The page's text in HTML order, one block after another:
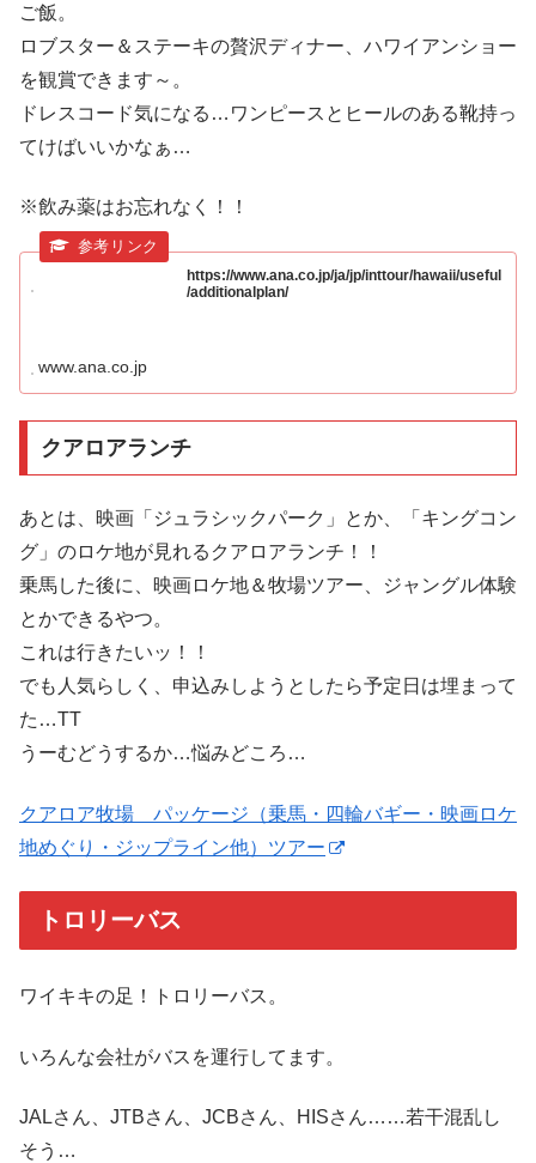
ご飯。
ロブスター＆ステーキの贅沢ディナー、ハワイアンショー
を観賞できます～。
ドレスコード気になる…ワンピースとヒールのある靴持っ
てけばいいかなぁ…
※飲み薬はお忘れなく！！
https://www.ana.co.jp/ja/jp/inttour/hawaii/useful
/additionalplan/
www.ana.co.jp
クアロアランチ
あとは、映画「ジュラシックパーク」とか、「キングコン
グ」のロケ地が見れるクアロアランチ！！
乗馬した後に、映画ロケ地＆牧場ツアー、ジャングル体験
とかできるやつ。
これは行きたいッ！！
でも人気らしく、申込みしようとしたら予定日は埋まって
た…TT
うーむどうするか…悩みどころ…
クアロア牧場 パッケージ（乗馬・四輪バギー・映画ロケ
地めぐり・ジップライン他）ツアー
トロリーバス
ワイキキの足！トロリーバス。
いろんな会社がバスを運行してます。
JALさん、JTBさん、JCBさん、HISさん……若干混乱し
そう…